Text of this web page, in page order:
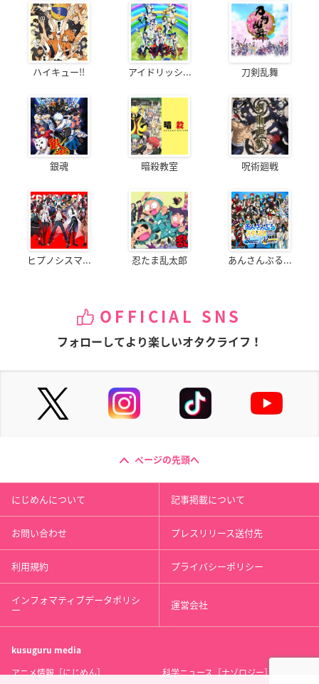
ハイキュー!! アイドリッシ... 刀剣乱舞
銀魂 暗殺教室 呪術廻戦
ヒプノシスマ... 忍たま乱太郎 あんさんぶる...
OFFICIAL SNS
フォローしてより楽しいオタクライフ！
ページの先頭へ
にじめんについて 記事掲載について
お問い合わせ プレスリリース送付先
利用規約 プライバシーポリシー
インフォマティブデータポリシ
ー 運営会社
kusuguru media
アニメ情報［にじめん］
科学ニュース［ナゾロジー］